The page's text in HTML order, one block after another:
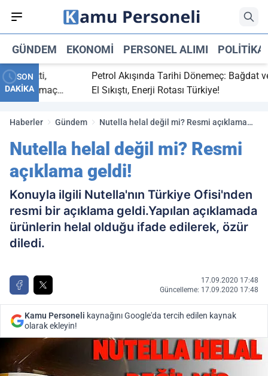
GÜNDEM EKONOMI PERSONEL ALIMI POLITIKA
SON
DAKİKA
bitti,
maç
Petrol Akışında Tarihi Dönemeç: Bağdat ve
El Sıkıştı, Enerji Rotası Türkiye!
Haberler Gündem
Nutella helal değil mi? Resmi açıklama
Nutella helal değil mi? Resmi
açıklama geldi!
Konuyla ilgili Nutella'nın Türkiye Ofisi'nden
resmi bir açıklama geldi.Yapılan açıklamada
ürünlerin helal olduğu ifade edilerek, özür
diledi.
17.09.2020 17:48
Güncelleme: 17.09.2020 17:48
Kamu Personeli kaynağını Google'da tercih edilen kaynak
olarak ekleyin!